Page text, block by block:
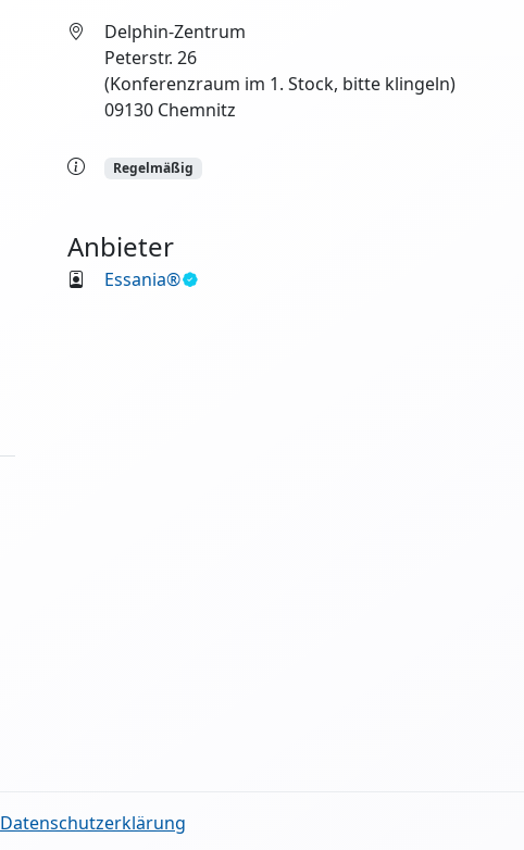
Delphin-Zentrum
Peterstr. 26
(Konferenzraum im 1. Stock, bitte klingeln)
09130 Chemnitz
Regelmäßig
Anbieter
Essania®
Datenschutzerklärung